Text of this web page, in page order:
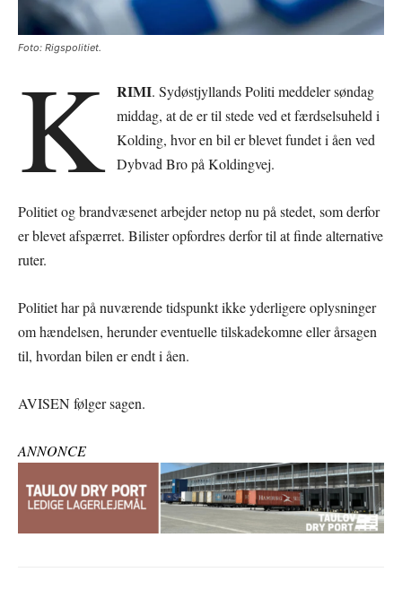
Foto: Rigspolitiet.
K RIMI. Sydøstjyllands Politi meddeler søndag
middag, at de er til stede ved et færdselsuheld i
Kolding, hvor en bil er blevet fundet i åen ved
Dybvad Bro på Koldingvej.
Politiet og brandvæsenet arbejder netop nu på stedet, som derfor
er blevet afspærret. Bilister opfordres derfor til at finde alternative
ruter.
Politiet har på nuværende tidspunkt ikke yderligere oplysninger
om hændelsen, herunder eventuelle tilskadekomne eller årsagen
til, hvordan bilen er endt i åen.
AVISEN følger sagen.
ANNONCE